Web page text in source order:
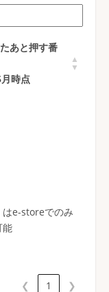
あと押す番
時点
はe-storeでのみ
能
❮ 1 ❯